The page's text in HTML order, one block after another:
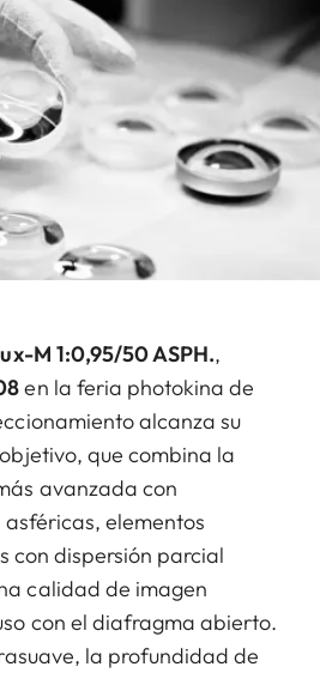
M 1:0,95/50 ASPH.,
en la feria photokina de
alcanza su
que combina la
avanzada con
elementos
con dispersión parcial
calidad de imagen
con el diafragma abierto.
la profundidad de